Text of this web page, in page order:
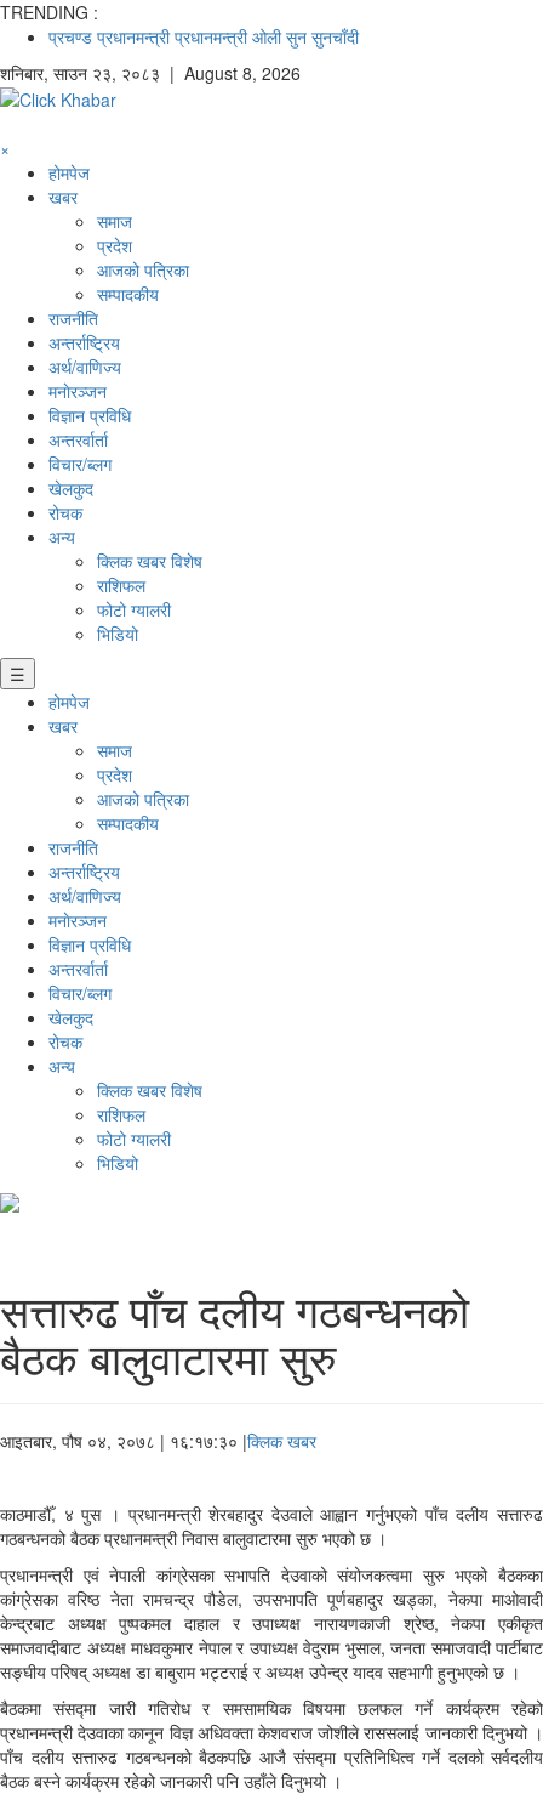
TRENDING :
प्रचण्ड प्रधानमन्त्री प्रधानमन्त्री ओली सुन सुनचाँदी
शनिबार, साउन २३, २०८३ | August 8, 2026
×
होमपेज
खबर
समाज
प्रदेश
आजको पत्रिका
सम्पादकीय
राजनीति
अन्तर्राष्ट्रिय
अर्थ/वाणिज्य
मनाेरञ्जन
विज्ञान प्रविधि
अन्तरर्वार्ता
विचार/ब्लग
खेलकुद
रोचक
अन्य
क्लिक खबर विशेष
राशिफल
फोटो ग्यालरी
भिडियो
☰
होमपेज
खबर
समाज
प्रदेश
आजको पत्रिका
सम्पादकीय
राजनीति
अन्तर्राष्ट्रिय
अर्थ/वाणिज्य
मनाेरञ्जन
विज्ञान प्रविधि
अन्तरर्वार्ता
विचार/ब्लग
खेलकुद
रोचक
अन्य
क्लिक खबर विशेष
राशिफल
फोटो ग्यालरी
भिडियो
सत्तारुढ पाँच दलीय गठबन्धनको
बैठक बालुवाटारमा सुरु
आइतबार, पौष ०४, २०७८ | १६:१७:३० |क्लिक खबर
काठमाडौँ, ४ पुस । प्रधानमन्त्री शेरबहादुर देउवाले आह्वान गर्नुभएको पाँच दलीय सत्तारुढ
गठबन्धनको बैठक प्रधानमन्त्री निवास बालुवाटारमा सुरु भएको छ ।
प्रधानमन्त्री एवं नेपाली कांग्रेसका सभापति देउवाको संयोजकत्वमा सुरु भएको बैठकका
कांग्रेसका वरिष्ठ नेता रामचन्द्र पौडेल, उपसभापति पूर्णबहादुर खड्का, नेकपा माओवादी
केन्द्रबाट अध्यक्ष पुष्पकमल दाहाल र उपाध्यक्ष नारायणकाजी श्रेष्ठ, नेकपा एकीकृत
समाजवादीबाट अध्यक्ष माधवकुमार नेपाल र उपाध्यक्ष वेदुराम भुसाल, जनता समाजवादी पार्टीबाट
सङ्घीय परिषद् अध्यक्ष डा बाबुराम भट्टराई र अध्यक्ष उपेन्द्र यादव सहभागी हुनुभएको छ ।
बैठकमा संसद्मा जारी गतिरोध र समसामयिक विषयमा छलफल गर्ने कार्यक्रम रहेको
प्रधानमन्त्री देउवाका कानून विज्ञ अधिवक्ता केशवराज जोशीले राससलाई जानकारी दिनुभयो ।
पाँच दलीय सत्तारुढ गठबन्धनको बैठकपछि आजै संसद्मा प्रतिनिधित्व गर्ने दलको सर्वदलीय
बैठक बस्ने कार्यक्रम रहेको जानकारी पनि उहाँले दिनुभयो ।